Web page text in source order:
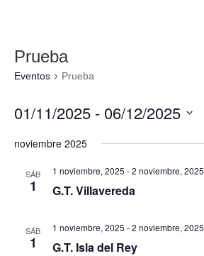
Prueba
Eventos Prueba
01/11/2025 - 06/12/2025
fecha.
noviembre 2025
SÁB
1
1 noviembre, 2025 -2 noviembre, 2025
G.T. Villavereda
SÁB
1
1 noviembre, 2025 -2 noviembre, 2025
G.T. Isla del Rey